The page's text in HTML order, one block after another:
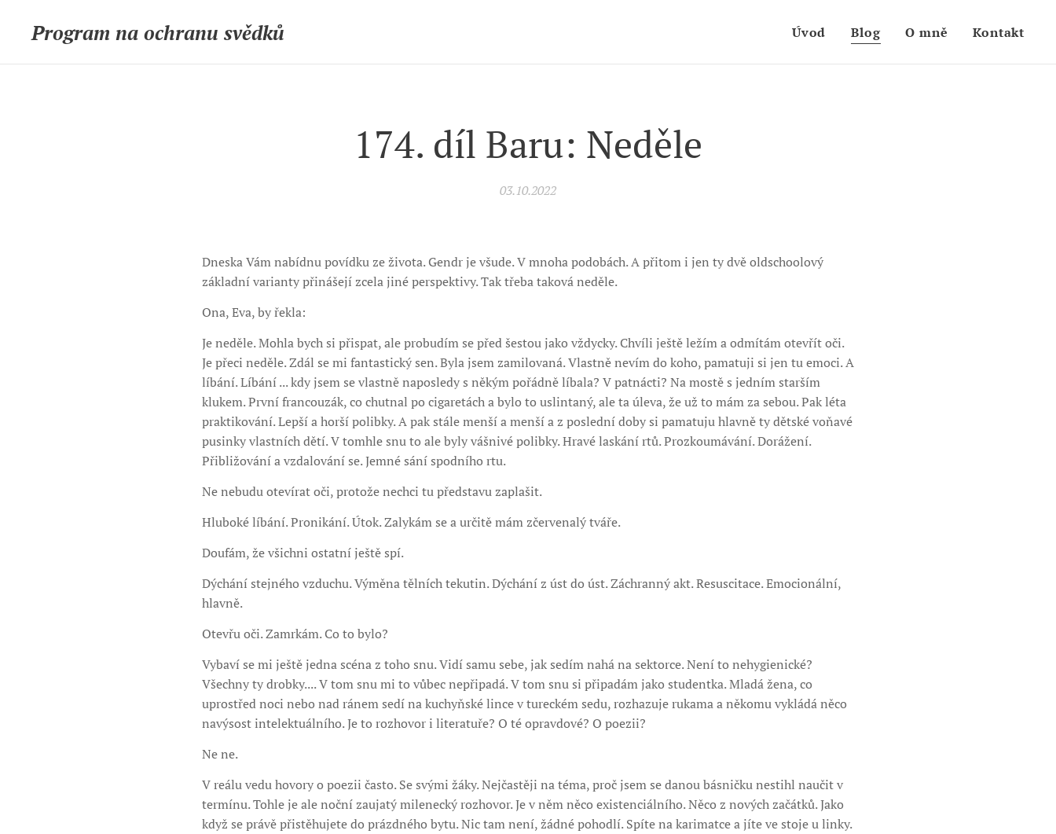
Program na ochranu svědků Úvod Blog O mně Kontakt
174. díl Baru: Neděle
03.10.2022
Dneska Vám nabídnu povídku ze života. Gendr je všude. V mnoha podobách. A přitom i jen ty dvě oldschoolový
základní varianty přinášejí zcela jiné perspektivy. Tak třeba taková neděle.
Ona, Eva, by řekla:
Je neděle. Mohla bych si přispat, ale probudím se před šestou jako vždycky. Chvíli ještě ležím a odmítám otevřít oči.
Je přeci neděle. Zdál se mi fantastický sen. Byla jsem zamilovaná. Vlastně nevím do koho, pamatuji si jen tu emoci. A
líbání. Líbání ... kdy jsem se vlastně naposledy s někým pořádně líbala? V patnácti? Na mostě s jedním starším
klukem. První francouzák, co chutnal po cigaretách a bylo to uslintaný, ale ta úleva, že už to mám za sebou. Pak léta
praktikování. Lepší a horší polibky. A pak stále menší a menší a z poslední doby si pamatuju hlavně ty dětské voňavé
pusinky vlastních dětí. V tomhle snu to ale byly vášnivé polibky. Hravé laskání rtů. Prozkoumávání. Dorážení.
Přibližování a vzdalování se. Jemné sání spodního rtu.
Ne nebudu otevírat oči, protože nechci tu představu zaplašit.
Hluboké líbání. Pronikání. Útok. Zalykám se a určitě mám zčervenalý tváře.
Doufám, že všichni ostatní ještě spí.
Dýchání stejného vzduchu. Výměna tělních tekutin. Dýchání z úst do úst. Záchranný akt. Resuscitace. Emocionální,
hlavně.
Otevřu oči. Zamrkám. Co to bylo?
Vybaví se mi ještě jedna scéna z toho snu. Vidí samu sebe, jak sedím nahá na sektorce. Není to nehygienické?
Všechny ty drobky.... V tom snu mi to vůbec nepřipadá. V tom snu si připadám jako studentka. Mladá žena, co
uprostřed noci nebo nad ránem sedí na kuchyňské lince v tureckém sedu, rozhazuje rukama a někomu vykládá něco
navýsost intelektuálního. Je to rozhovor i literatuře? O té opravdové? O poezii?
Ne ne.
V reálu vedu hovory o poezii často. Se svými žáky. Nejčastěji na téma, proč jsem se danou básničku nestihl naučit v
termínu. Tohle je ale noční zaujatý milenecký rozhovor. Je v něm něco existenciálního. Něco z nových začátků. Jako
když se právě přistěhujete do prázdného bytu. Nic tam není, žádné pohodlí. Spíte na karimatce a jíte ve stoje u linky.